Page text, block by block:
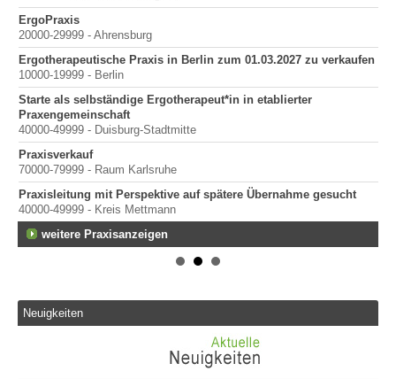
ErgoPraxis
20000-29999 - Ahrensburg
Ergotherapeutische Praxis in Berlin zum 01.03.2027 zu verkaufen
10000-19999 - Berlin
Starte als selbständige Ergotherapeut*in in etablierter
Praxengemeinschaft
40000-49999 - Duisburg-Stadtmitte
Praxisverkauf
70000-79999 - Raum Karlsruhe
Praxisleitung mit Perspektive auf spätere Übernahme gesucht
40000-49999 - Kreis Mettmann
weitere Praxisanzeigen
Neuigkeiten